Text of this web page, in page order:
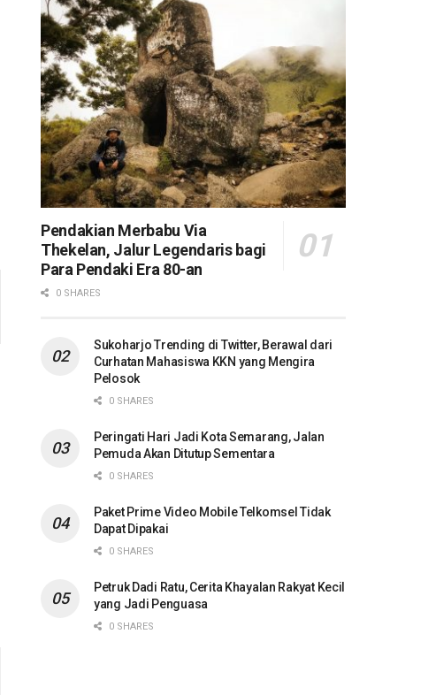
Pendakian Merbabu Via
Thekelan, Jalur Legendaris bagi
Para Pendaki Era 80-an
0 SHARES
Sukoharjo Trending di Twitter, Berawal dari
Curhatan Mahasiswa KKN yang Mengira
Pelosok
0 SHARES
Peringati Hari Jadi Kota Semarang, Jalan
Pemuda Akan Ditutup Sementara
0 SHARES
Paket Prime Video Mobile Telkomsel Tidak
Dapat Dipakai
0 SHARES
Petruk Dadi Ratu, Cerita Khayalan Rakyat Kecil
yang Jadi Penguasa
0 SHARES